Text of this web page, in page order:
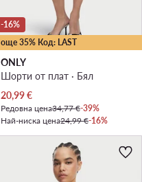
още 35% Код: LAST
-16%
ONLY
Шорти от плат · Бял
Актуална цена
20,99€
Редовна цена34,77 €-39%
Най-ниска цена24,99 €-16%